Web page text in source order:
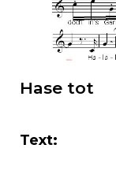
Hase tot
Text: